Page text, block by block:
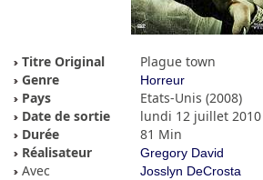
Titre Original
Plague town
Genre
Horreur
Pays
Etats-Unis (2008)
Date de sortie
lundi 12 juillet 2010
Durée
81 Min
Réalisateur
Gregory David
Avec Josslyn DeCrosta